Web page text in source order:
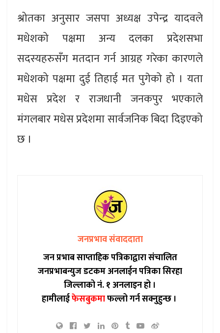
श्रोतका अनुसार जसपा अध्यक्ष उपेन्द्र यादवले
मधेशको पक्षमा अन्य दलका प्रदेशसभा
सदस्यहरुसँग मतदान गर्न आग्रह गरेका कारणले
मधेशको पक्षमा दुई तिहाई मत पुगेको हो । यता
मधेस प्रदेश र राजधानी जनकपुर भएकाले
मंगलबार मधेस प्रदेशमा सार्वजनिक बिदा दिइएको
छ ।
जनप्रभाव संवाददाता
जन प्रभाब साप्ताहिक पत्रिकाद्वारा संचालित
जनप्रभाबन्युज डटकम अनलाईन पत्रिका सिरहा
जिल्लाको नं. १ अनलाइन हो ।
हामीलाईफेसबुकमाफल्लो गर्न सक्नुहुन्छ ।